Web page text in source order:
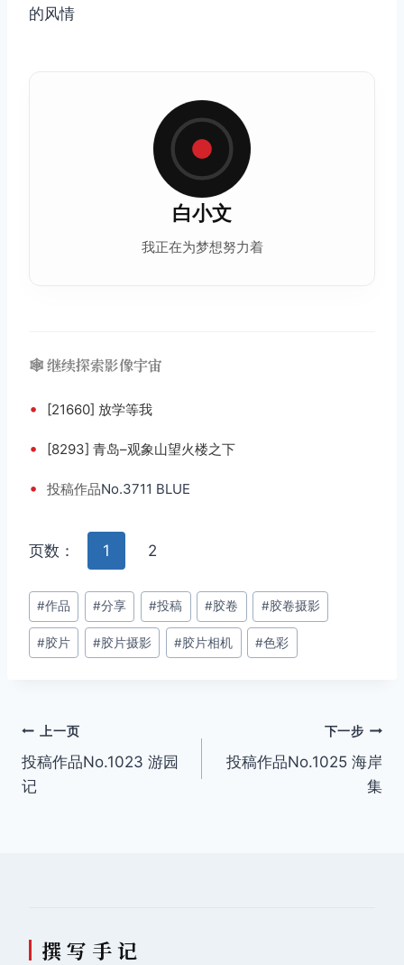
的风情
白小文
我正在为梦想努力着
🕸️ 继续探索影像宇宙
• [21660] 放学等我
• [8293] 青岛–观象山望火楼之下
• 投稿作品No.3711 BLUE
页数： 1 2
文
章
标
#作品 #分享 #投稿 #胶卷 #胶卷摄影
#胶片 #胶片摄影 #胶片相机 #色彩
文
章
上一页
投稿作品No.1023 游园
记
下一步
投稿作品No.1025 海岸
集
撰 写 手 记